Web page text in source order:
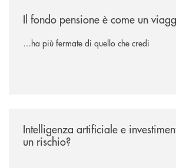
Il fondo pensione è come un
…ha più fermate di quello che credi
Intelligenza artificiale e
un rischio?